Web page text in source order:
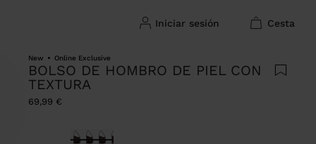
iniciar sesión cesta
New Online Exclusive
BOLSO DE HOMBRO DE PIEL CON
TEXTURA
69,99 €
Seleccionado